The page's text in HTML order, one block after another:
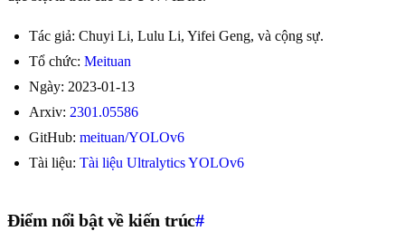
Tác giả: Chuyi Li, Lulu Li, Yifei Geng, và cộng sự.
Tổ chức: Meituan
Ngày: 2023-01-13
Arxiv: 2301.05586
GitHub: meituan/YOLOv6
Tài liệu: Tài liệu Ultralytics YOLOv6
Điểm nổi bật về kiến trúc#